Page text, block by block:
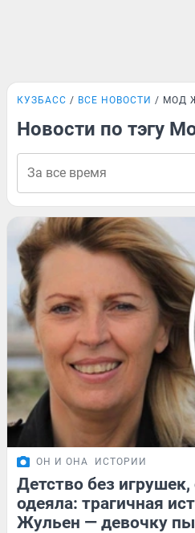
КУЗБАСС ВСЕ НОВОСТИ МОД
Новости по тэгу
ОН И ОНА ИСТОРИИ
Детство без
одеяла: трагичная
Жульен — девочку